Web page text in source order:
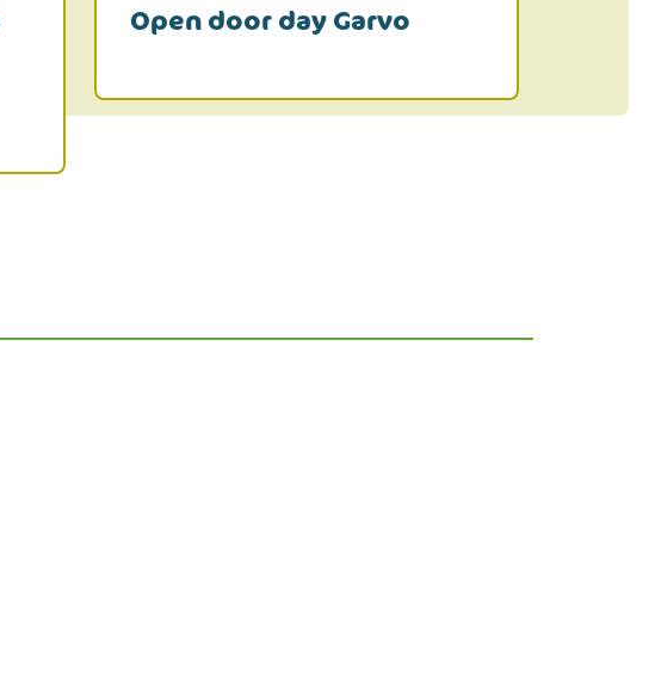
Open door day Garvo